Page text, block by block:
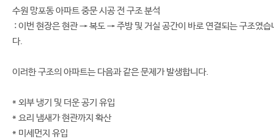
수원 망포동 아파트 중문 시공 전 구조 분석
: 이번 현장은 현관 → 복도 → 주방 및 거실 공간이 바로 연결되는 구조였습
다.
이러한 구조의 아파트는 다음과 같은 문제가 발생합니다.
* 외부 냉기 및 더운 공기 유입
* 요리 냄새가 현관까지 확산
* 미세먼지 유입